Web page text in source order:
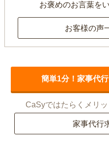
お褒めのお言葉を
お客様の声
簡単1分！家事代
CaSyではたらくメリ
家事代行